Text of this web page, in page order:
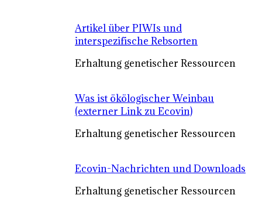
Artikel über PIWIs und
interspezifische Rebsorten
Erhaltung genetischer Ressourcen
Was ist ökölogischer Weinbau
(externer Link zu Ecovin)
Erhaltung genetischer Ressourcen
Ecovin-Nachrichten und Downloads
Erhaltung genetischer Ressourcen